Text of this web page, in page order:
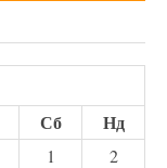
Сб Нд
1
2